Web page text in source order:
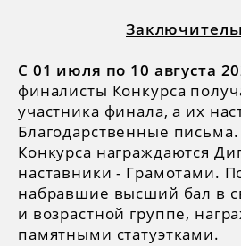
С 01 июля по 10 августа
финалисты Конкурса
участника финала, а их
Благодарственные
Конкурса награждаются
наставники - Грамотами.
набравшие высший бал в
и возрастной группе,
памятными статуэтками.